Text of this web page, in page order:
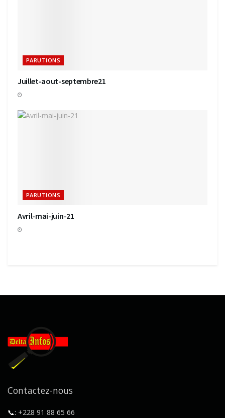
PARUTIONS
Juillet-aout-septembre21
PARUTIONS
Avril-mai-juin-21
Contactez-nous
📞: +228 91 88 65 66